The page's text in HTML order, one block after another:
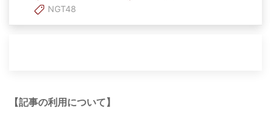
NGT48
【記事の利用について】